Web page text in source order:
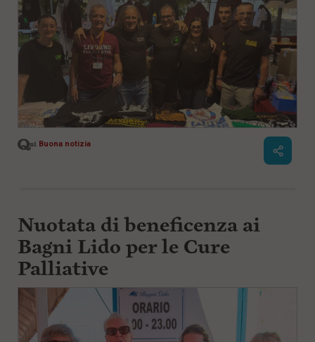
Buona notizia
Nuotata di beneficenza ai
Bagni Lido per le Cure
Palliative